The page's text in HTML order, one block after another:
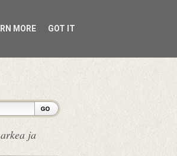
ja
MORE GOT IT